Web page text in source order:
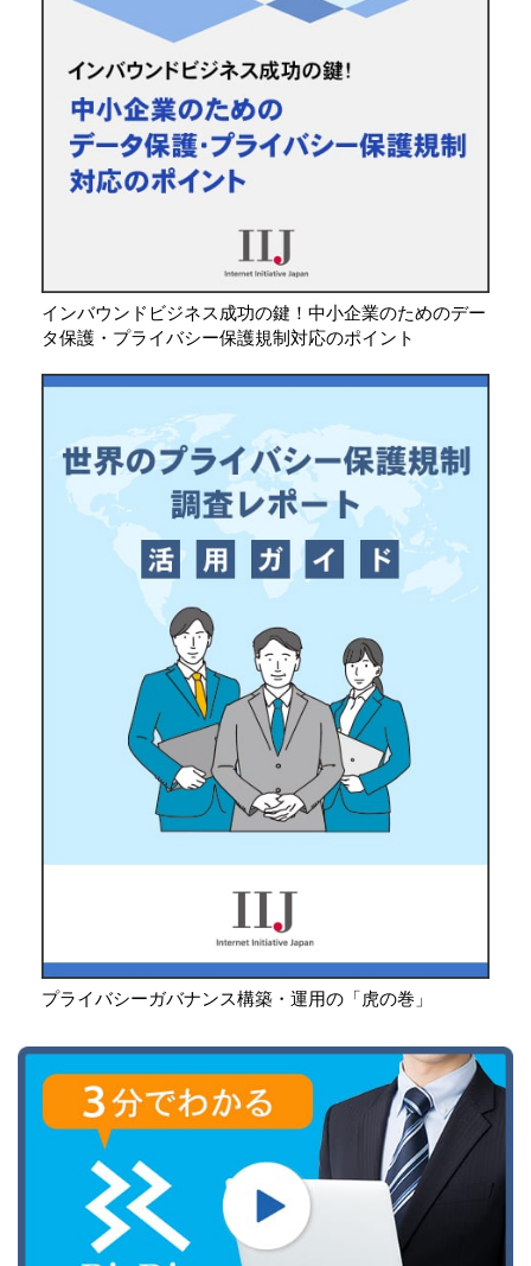
インバウンドビジネス成功の鍵！中小企業のためのデー
タ保護・プライバシー保護規制対応のポイント
プライバシーガバナンス構築・運用の「虎の巻」